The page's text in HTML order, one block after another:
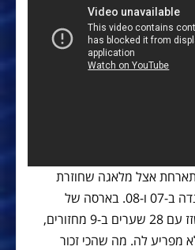
בארסה מתארחת אצל מלאגה שחוזרת
לליגה אחרי שבילתה בסגונדה ב-07 ו-08. בארסה של
הטריפלט קורעת כל דבר שזז עם 28 שערים ב-9 מחזורים,
מפריע לה. מה שהכי זכור